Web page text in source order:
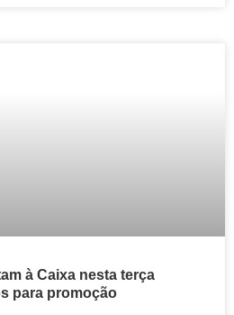
à Caixa nesta terça
para promoção